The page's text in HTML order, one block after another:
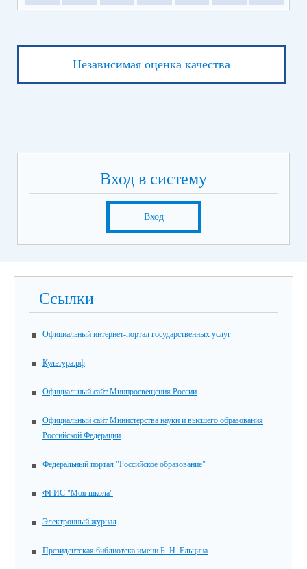
Независимая оценка качества
Вход в систему
Вход
Ссылки
Официальный интернет-портал государственных услуг
Культура.рф
Официальный сайт Минпросвещения России
Официальный сайт Министерства науки и высшего образования
Российской Федерации
Федеральный портал "Российское образование"
ФГИС "Моя школа"
Электронный журнал
Президентская библиотека имени Б. Н. Ельцина